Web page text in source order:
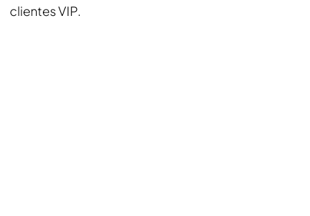
clientes VIP.